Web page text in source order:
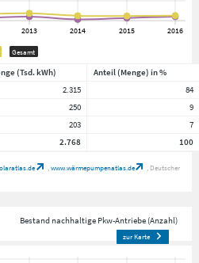
Gesamt
(Tsd. kWh)
Anteil (Menge) in %
2.315
84
250
9
203
7
2.768 100
www.wärmepumpenatlas.de
Deutscher
Bestand nachhaltige Pkw-Antriebe (Anzahl)
zur Karte